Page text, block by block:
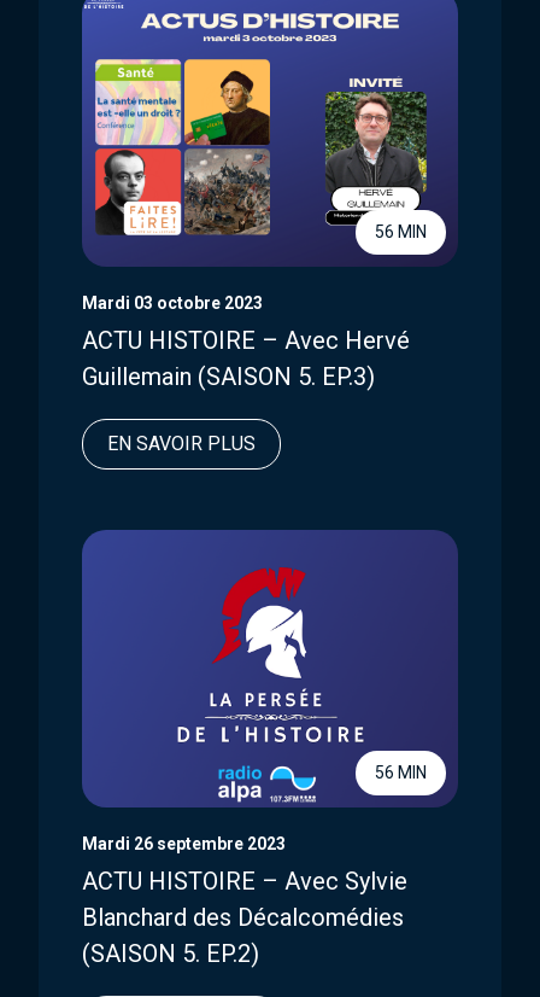
56 MIN
Mardi 03 octobre 2023
ACTU HISTOIRE – Avec Hervé
Guillemain (SAISON 5. EP.3)
EN SAVOIR PLUS
56 MIN
Mardi 26 septembre 2023
ACTU HISTOIRE – Avec Sylvie
Blanchard des Décalcomédies
(SAISON 5. EP.2)